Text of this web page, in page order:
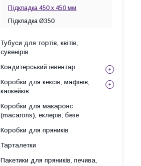
Підкладка 450 х 450 мм
Підкладка Ø350
Тубуси для тортів, квітів,
сувенірів
Кондитерський інвентар
Коробки для кексів, мафінів,
капкейків
Коробки для макаронс
(macarons), еклерів, безе
Коробки для пряників
Тарталетки
Пакетики для пряників, печива,